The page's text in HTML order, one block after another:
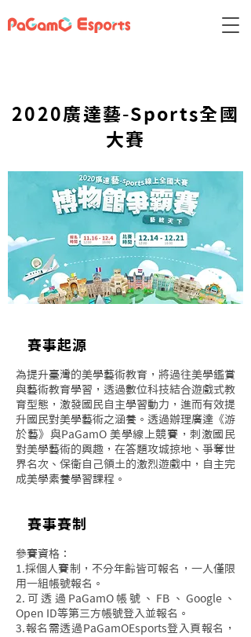
2020廣達藝-Sports全國
大賽
​賽事起源
為提升臺灣的美學藝術教育，將過往美學鑑賞
與藝術教育學習，透過數位科技結合遊戲式教
育型態，激發國民自主學習動力，進而有效提
升國民對美學藝術之涵養。透過辦理廣達《游
於藝》與PaGamO 美學線上競賽，刺激國民
對美學藝術的興趣，在答題攻城掠地、爭奪世
界名次、保衛自己領土的激烈遊戲中，自主完
成美學素養學習課程。
​賽事賽制
參賽資格：
1.採個人賽制，不分年齡皆可報名，一人僅限
用一組帳號報名。
2.可透過PaGamO帳號、FB、Google、
Open ID等第三方帳號登入並報名。
3.報名需透過PaGamOEsports登入頁報名，